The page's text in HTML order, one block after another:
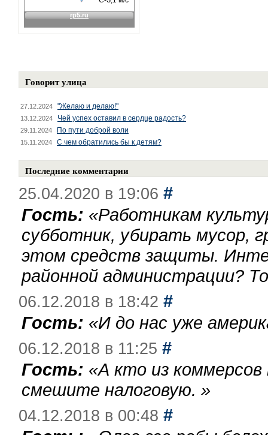
Говорит улица
27.12.2024 "Желаю и делаю!"
13.12.2024 Чей успех оставил в сердце радость?
29.11.2024 По пути доброй воли
15.11.2024 С чем обратились бы к детям?
Последние комментарии
25.04.2020 в 19:06 #
Гость: «Работникам
субботник, убирать мусор,
этом средств защиты.
районной администрации?
06.12.2018 в 18:42 #
Гость: «И до нас уже
06.12.2018 в 11:25 #
Гость: «А кто из
смешите налоговую. »
04.12.2018 в 00:48 #